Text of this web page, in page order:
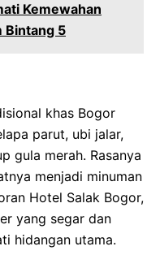
Kemewahan
Bintang 5
khas Bogor
parut, ubi jalar,
gula merah. Rasanya
menjadi minuman
Hotel Salak Bogor,
yang segar dan
hidangan utama.